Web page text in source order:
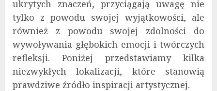
ukrytych znaczeń, przyciągają uwagę nie
tylko z powodu swojej wyjątkowości, ale
również z powodu swojej zdolności do
wywoływania głębokich emocji i twórczych
refleksji. Poniżej przedstawiamy kilka
niezwykłych lokalizacji, które stanowią
prawdziwe źródło inspiracji artystycznej.